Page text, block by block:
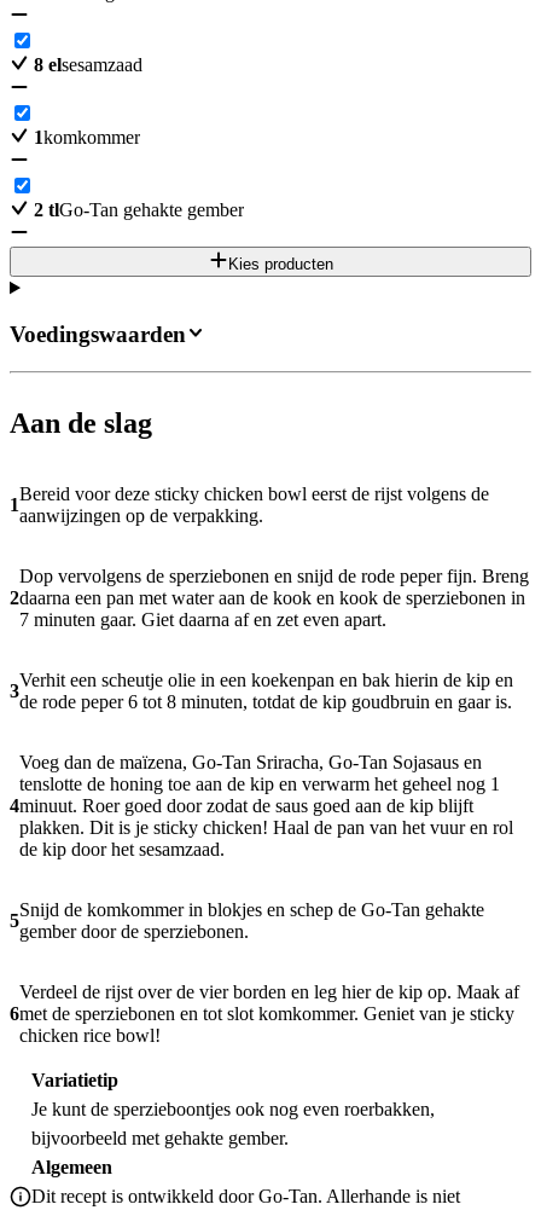
8 elsesamzaad
1komkommer
2 tlGo-Tan gehakte gember
Kies producten
Aan de slag
1
Bereid voor deze sticky chicken bowl eerst de rijst volgens de
aanwijzingen op de verpakking.
2
Dop vervolgens de sperziebonen en snijd de rode peper fijn. Breng
daarna een pan met water aan de kook en kook de sperziebonen in
7 minuten gaar. Giet daarna af en zet even apart.
3
Verhit een scheutje olie in een koekenpan en bak hierin de kip en
de rode peper 6 tot 8 minuten, totdat de kip goudbruin en gaar is.
4
Voeg dan de maïzena, Go-Tan Sriracha, Go-Tan Sojasaus en
tenslotte de honing toe aan de kip en verwarm het geheel nog 1
minuut. Roer goed door zodat de saus goed aan de kip blijft
plakken. Dit is je sticky chicken! Haal de pan van het vuur en rol
de kip door het sesamzaad.
5
Snijd de komkommer in blokjes en schep de Go-Tan gehakte
gember door de sperziebonen.
6
Verdeel de rijst over de vier borden en leg hier de kip op. Maak af
met de sperziebonen en tot slot komkommer. Geniet van je sticky
chicken rice bowl!
Variatietip
Je kunt de sperzieboontjes ook nog even roerbakken,
bijvoorbeeld met gehakte gember.
Algemeen
Dit recept is ontwikkeld door Go-Tan. Allerhande is niet
Voedingswaarden